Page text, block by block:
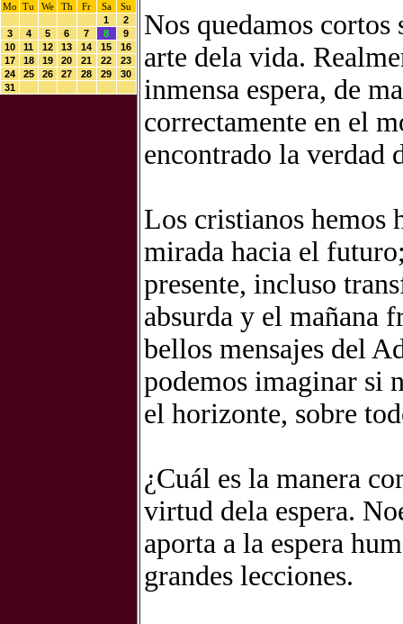
Mo
Tu We Th Fr Sa
Su
1
2
3
4 5 6 7 8
9
10
11 12 13 14 15
16
17
18 19 20 21 22
23
24
25 26 27 28 29
30
31
Nos quedamos cortos
arte dela vida.
inmensa espera, de
correctamente en el
encontrado la verdad
Los cristianos hemos
mirada hacia el
presente, incluso
absurda y el mañana
bellos mensajes del
podemos imaginar si
el horizonte, sobre
¿Cuál es la manera
virtud dela espera.
aporta a la espera
grandes lecciones.